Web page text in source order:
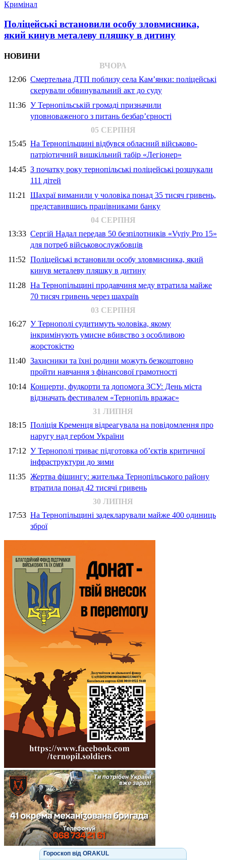
Кримінал
Поліцейські встановили особу зловмисника,
який кинув металеву пляшку в дитину
НОВИНИ
ВЧОРА
12:06 Смертельна ДТП поблизу села Кам’янки: поліцейські
скерували обвинувальний акт до суду
11:36 У Тернопільській громаді призначили
уповноваженого з питань безбар’єрності
05 СЕРПНЯ
15:45 На Тернопільщині відбувся обласний військово-
патріотичний вишкільний табір «Легіонер»
14:45 З початку року тернопільські поліцейські розшукали
111 дітей
11:21 Шахраї виманили у чоловіка понад 35 тисяч гривень,
представившись працівниками банку
04 СЕРПНЯ
13:33 Сергій Надал передав 50 безпілотників «Vyriy Pro 15»
для потреб військовослужбовців
11:52 Поліцейські встановили особу зловмисника, який
кинув металеву пляшку в дитину
11:28 На Тернопільщині продавчиня меду втратила майже
70 тисяч гривень через шахраїв
03 СЕРПНЯ
16:27 У Тернополі судитимуть чоловіка, якому
інкримінують умисне вбивство з особливою
жорстокістю
11:40 Захисники та їхні родини можуть безкоштовно
пройти навчання з фінансової грамотності
10:14 Концерти, фудкорти та допомога ЗСУ: День міста
відзначать фестивалем «Тернопіль вражає»
31 ЛИПНЯ
18:15 Поліція Кременця відреагувала на повідомлення про
наругу над гербом України
17:12 У Тернополі триває підготовка об’єктів критичної
інфраструктури до зими
11:35 Жертва фішингу: жителька Тернопільського району
втратила понад 42 тисячі гривень
30 ЛИПНЯ
17:53 На Тернопільщині задекларували майже 400 одиниць
зброї
Гороскоп від ORAKUL